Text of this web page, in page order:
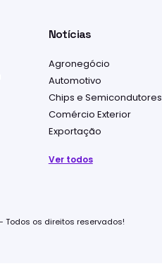
Notícias
Agronegócio
Automotivo
Chips e Semicondutores
Comércio Exterior
Exportação
Ver todos
Todos os direitos reservados!